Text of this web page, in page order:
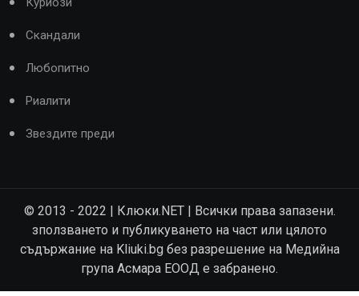
Скандали
Любопитно
Риалити
Звездите преди
© 2013 - 2022 | Клюки.NET | Всички права запазени.
зползването и публикуването на част или цялото
съдържание на Kliuki.bg без разрешение на Медийна
група Асмара ЕООД е забранено.